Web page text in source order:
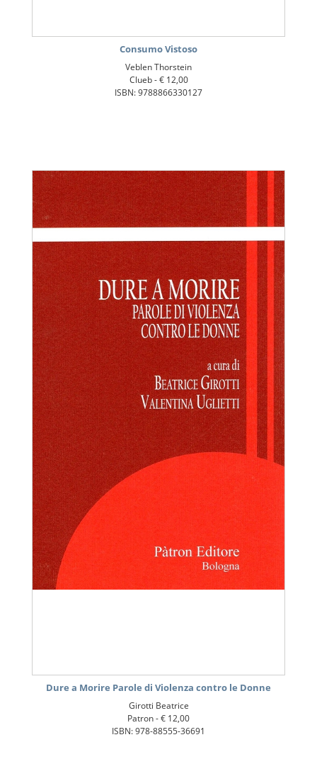
Consumo Vistoso
Veblen Thorstein
Clueb -€ 12,00
ISBN: 9788866330127
Dure a Morire Parole di Violenza contro le Donne
Girotti Beatrice
Patron -€ 12,00
ISBN: 978-88555-36691